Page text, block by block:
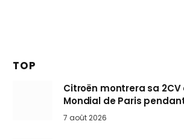
TOP
Citroën montrera sa
Mondial de Paris
Mini désertent le salon
7 août 2026